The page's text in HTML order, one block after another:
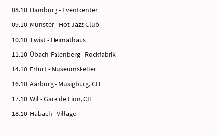
08.10. Hamburg - Eventcenter
09.10. Münster - Hot Jazz Club
10.10. Twist - Heimathaus
11.10. Übach-Palenberg - Rockfabrik
14.10. Erfurt - Museumskeller
16.10. Aarburg - Musigburg, CH
17.10. Wil - Gare de Lion, CH
18.10. Habach - Village